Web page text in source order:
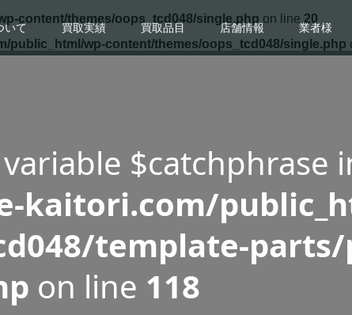
いて 買取実績 買取品目 店舗情報 業者様
content/themes/oops_tcd048/single.php on line 20
public_html/wp-content/themes/oops_tcd048/single.php
$catchphrase
kaitori.com/
template-parts/
on line 118